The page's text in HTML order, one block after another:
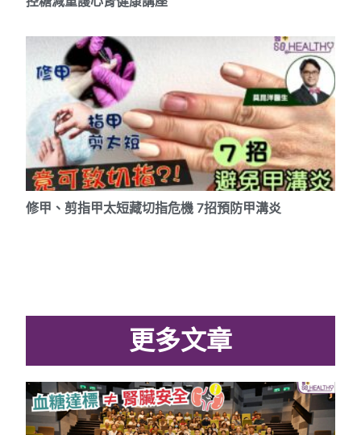
修甲、剪指甲太短藏切指危機 7招預防甲溝炎
更多文章